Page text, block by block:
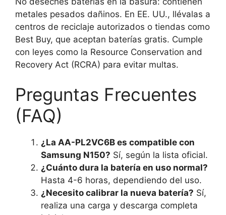
metales pesados dañinos. En EE. UU., llévalas a
centros de reciclaje autorizados o tiendas como
Best Buy, que aceptan baterías gratis. Cumple
con leyes como la Resource Conservation and
Recovery Act (RCRA) para evitar multas.
Preguntas Frecuentes
(FAQ)
¿La AA-PL2VC6B es compatible con
Samsung N150? Sí, según la lista oficial.
¿Cuánto dura la batería en uso normal?
Hasta 4-6 horas, dependiendo del uso.
¿Necesito calibrar la nueva batería? Sí,
realiza una carga y descarga completa